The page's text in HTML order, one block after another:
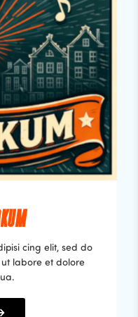
cing elit, sed do
labore et dolore